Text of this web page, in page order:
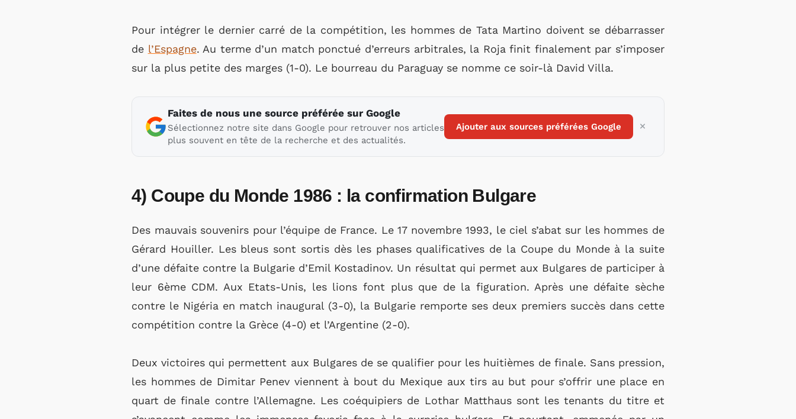
Pour intégrer le dernier carré de la compétition, les hommes de Tata Martino doivent se débarrasser
de l’Espagne. Au terme d’un match ponctué d’erreurs arbitrales, la Roja finit finalement par s’imposer
sur la plus petite des marges (1-0). Le bourreau du Paraguay se nomme ce soir-là David Villa.
Faites de nous une source préférée sur Google
Sélectionnez notre site dans Google pour retrouver nos articles
plus souvent en tête de la recherche et des actualités.
Ajouter aux sources préférées Google
4) Coupe du Monde 1986 : la confirmation Bulgare
Des mauvais souvenirs pour l’équipe de France. Le 17 novembre 1993, le ciel s’abat sur les hommes de
Gérard Houiller. Les bleus sont sortis dès les phases qualificatives de la Coupe du Monde à la suite
d’une défaite contre la Bulgarie d’Emil Kostadinov. Un résultat qui permet aux Bulgares de participer à
leur 6ème CDM. Aux Etats-Unis, les lions font plus que de la figuration. Après une défaite sèche
contre le Nigéria en match inaugural (3-0), la Bulgarie remporte ses deux premiers succès dans cette
compétition contre la Grèce (4-0) et l’Argentine (2-0).
Deux victoires qui permettent aux Bulgares de se qualifier pour les huitièmes de finale. Sans pression,
les hommes de Dimitar Penev viennent à bout du Mexique aux tirs au but pour s’offrir une place en
quart de finale contre l’Allemagne. Les coéquipiers de Lothar Matthaus sont les tenants du titre et